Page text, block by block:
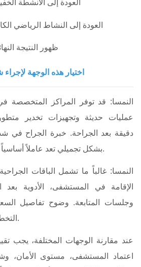
• العودة إلى الأنشطة الخفيفة: بعد 10
• العودة إلى النشاط الرياضي الكامل: بعد 6
• ظهور النتيجة النهائية:
اختيار هذه الوجهة
النمسا: قد توفر المراكز المتخصصة
عمليات حديثة وتجهيزات تخدير
دقيقة بعد الجراحة. خبرة الجراح في
بشكل تجميلي تعد عاملاً أساسياً في جودة النتيجة النهائية.
النمسا: غالباً ما تشمل الباقات
الإقامة في المستشفى، الأدوية بعد
وجلسات المتابعة. وضوح تفاصيل
التخطيط المالي دون مفاجآت.
عند مقارنة الوجهات المختلفة، يجب
اعتماد المستشفى، مستوى الأمان،